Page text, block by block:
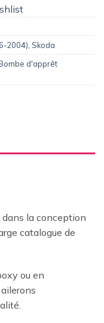
2004) Skoda
d'apprêt
la conception
catalogue de
ou en